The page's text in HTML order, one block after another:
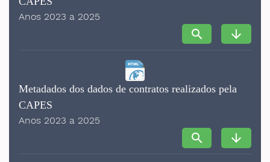
Anos 2023 a 2025
search arrow_downward
Metadados dos dados de contratos realizados pela
CAPES
Anos 2023 a 2025
search arrow_downward